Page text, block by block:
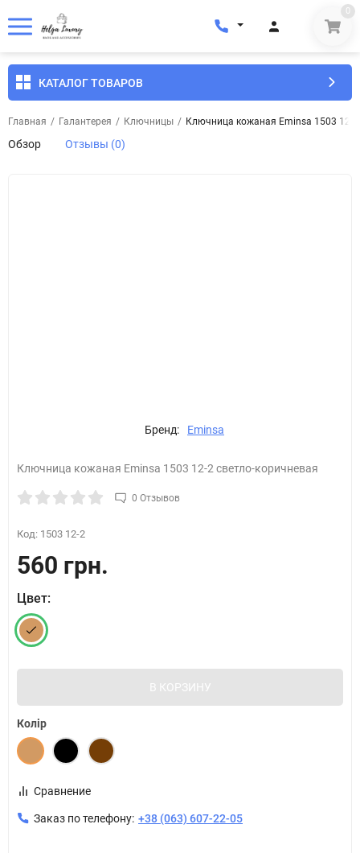
0
КАТАЛОГ ТОВАРОВ
Главная / Галантерея / Ключницы / Ключница кожаная Eminsa 1503 12-2
Обзор Отзывы (0)
Бренд: Eminsa
Ключница кожаная Eminsa 1503 12-2 светло-коричневая
0 Отзывов
Код: 1503 12-2
560 грн.
Цвет:
В КОРЗИНУ
Колір
Сравнение
Заказ по телефону: +38 (063) 607-22-05